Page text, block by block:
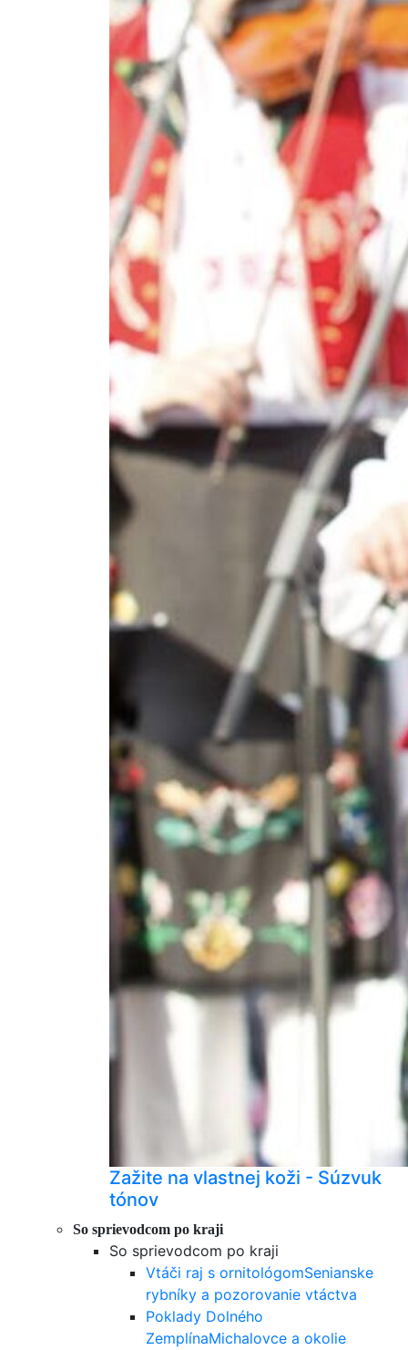
Zažite na vlastnej koži - Súzvuk
tónov
So sprievodcom po kraji
So sprievodcom po kraji
Vtáči raj s ornitológomSenianske
rybníky a pozorovanie vtáctva
Poklady Dolného
ZemplínaMichalovce a okolie